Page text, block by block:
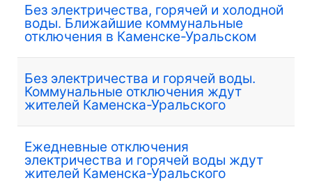
Без электричества, горячей и холодной
воды. Ближайшие коммунальные
отключения в Каменске-Уральском
Без электричества и горячей воды.
Коммунальные отключения ждут
жителей Каменска-Уральского
Ежедневные отключения
электричества и горячей воды ждут
жителей Каменска-Уральского